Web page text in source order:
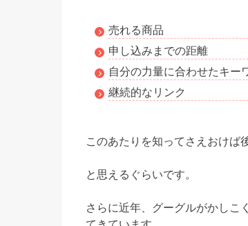
売れる商品
申し込みまでの距離
自分の力量に合わせたキー
継続的なリンク
このあたりを知ってさえおけば
と思えるぐらいです。
さらに近年、グーグルがかしこ